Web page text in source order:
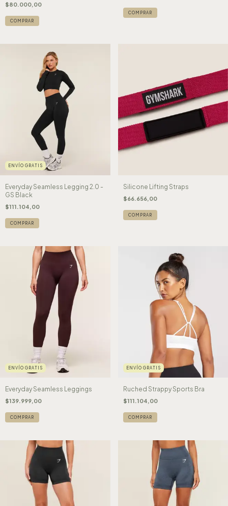
$80.000,00
COMPRAR
COMPRAR
ENVÍO GRATIS
Everyday Seamless Legging 2.0 -
GS Black
$111.104,00
COMPRAR
Silicone Lifting Straps
$66.656,00
COMPRAR
ENVÍO GRATIS
Everyday Seamless Leggings
$139.999,00
COMPRAR
ENVÍO GRATIS
Ruched Strappy Sports Bra
$111.104,00
COMPRAR